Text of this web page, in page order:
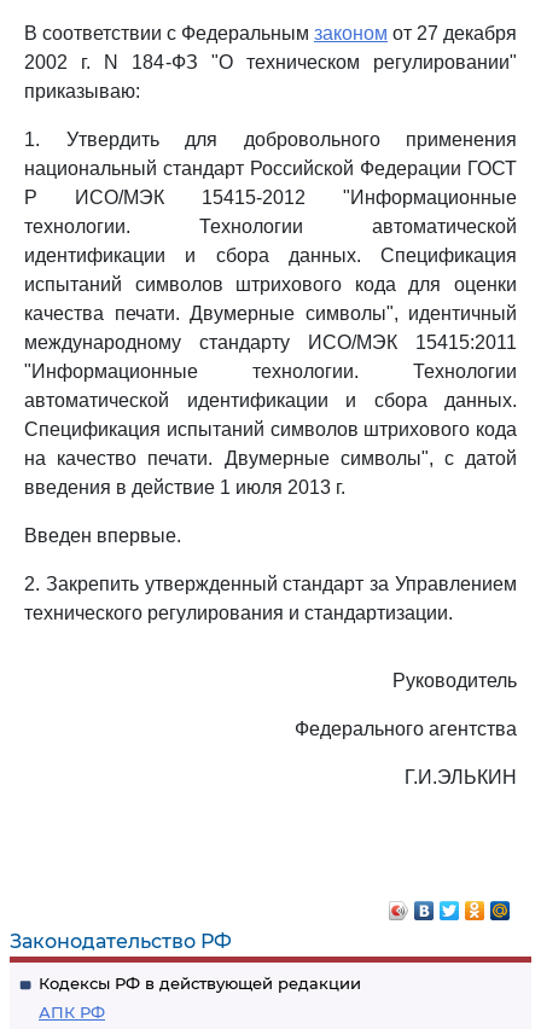
Законодательство РФ
Кодексы РФ в действующей редакции
АПК РФ
В соответствии с Федеральным законом от 27 декабря
2002 г. N 184-ФЗ "О техническом регулировании"
приказываю:
1. Утвердить для добровольного применения
национальный стандарт Российской Федерации ГОСТ
Р ИСО/МЭК 15415-2012 "Информационные
технологии. Технологии автоматической
идентификации и сбора данных. Спецификация
испытаний символов штрихового кода для оценки
качества печати. Двумерные символы", идентичный
международному стандарту ИСО/МЭК 15415:2011
"Информационные технологии. Технологии
автоматической идентификации и сбора данных.
Спецификация испытаний символов штрихового кода
на качество печати. Двумерные символы", с датой
введения в действие 1 июля 2013 г.
Введен впервые.
2. Закрепить утвержденный стандарт за Управлением
технического регулирования и стандартизации.
Руководитель
Федерального агентства
Г.И.ЭЛЬКИН